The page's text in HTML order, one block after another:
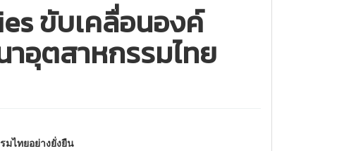
ขับเคลื่อนองค์
อุตสาหกรรมไทย
ไทยอย่างยั่งยืน